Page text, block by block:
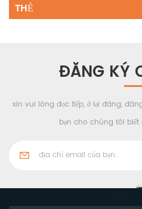
THẺ
ĐĂNG KÝ
xin vui lòng đọc tiếp, ở lại đăng,
bạn cho chúng tôi